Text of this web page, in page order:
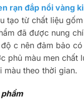
rạn đắp nổi vàng
tạo từ chất liệu
đã được nung
c nên đảm bảo
phủ màu men chất
màu theo thời gian.